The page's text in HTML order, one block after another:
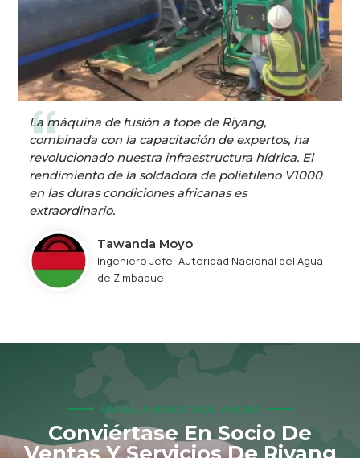
La máquina de fusión a tope de Riyang,
combinada con la capacitación de expertos, ha
revolucionado nuestra infraestructura hídrica. El
rendimiento de la soldadora de polietileno V1000
en las duras condiciones africanas es
extraordinario.
Tawanda Moyo
Ingeniero Jefe, Autoridad Nacional del Agua
de Zimbabue
ÚNASE A NOSOTROS AHORA
Conviértase En Socio De
Ventas Y Servicios De Riyang